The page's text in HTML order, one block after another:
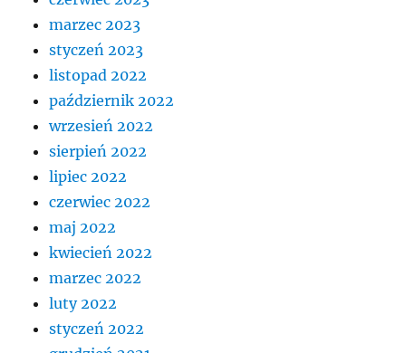
marzec 2023
styczeń 2023
listopad 2022
październik 2022
wrzesień 2022
sierpień 2022
lipiec 2022
czerwiec 2022
maj 2022
kwiecień 2022
marzec 2022
luty 2022
styczeń 2022